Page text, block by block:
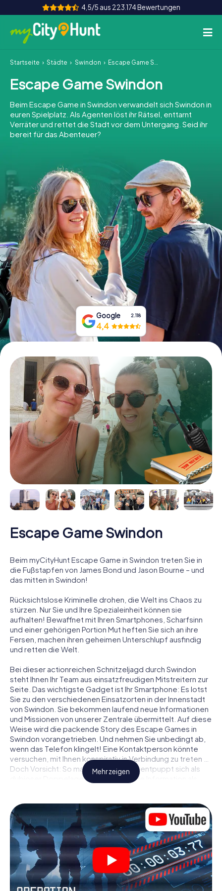
4,5/5 aus 223.174 Bewertungen
So funktioniert's
Städte
Touren
Teamevent
INT AT CH
DE
ES
FR UK
IE
IT
NL
Tickets buchen
Gutscheine bestellen
Startseite Städte Swindon Escape Game Swindon
Escape Game Swindon
Beim Escape Game in Swindon verwandelt sich Swindon in
euren Spielplatz. Als Agenten löst ihr Rätsel, enttarnt
Verräter und rettet die Stadt vor dem Untergang. Seid ihr
bereit für das Abenteuer?
Google 2.118
4,4
Escape Game Swindon
Beim myCityHunt Escape Game in Swindon treten Sie in
die Fußstapfen von James Bond und Jason Bourne – und
das mitten in Swindon!
Rücksichtslose Kriminelle drohen, die Welt ins Chaos zu
stürzen. Nur Sie und Ihre Spezialeinheit können sie
aufhalten! Bewaffnet mit Ihren Smartphones, Scharfsinn
und einer gehörigen Portion Mut heften Sie sich an ihre
Fersen, machen ihren geheimen Unterschlupf ausfindig
und retten die Welt.
Bei dieser actionreichen Schnitzeljagd durch Swindon
steht Ihnen Ihr Team aus einsatzfreudigen Mitstreitern zur
Seite. Das wichtigste Gadget ist Ihr Smartphone: Es lotst
Sie zu den verschiedenen Einsatzorten in der Innenstadt
von Swindon. Sie bekommen laufend neue Informationen
und Missionen von unserer Zentrale übermittelt. Auf diese
Weise wird die packende Story des Escape Games in
Swindon vorangetrieben. Und nehmen Sie unbedingt ab,
wenn das Telefon klingelt! Eine Kontaktperson könnte
versuchen, mit Ihnen konspirativ in Verbindung zu treten …
Doch Vorsicht: So mancher Informant entpuppt sich als
dubioser Doppelagent und so manche Information als
Sie niemandem!
Anders als in einem klassischen Escape Room in Swindon
sind Sie also nicht in ein Zimmer eingesperrt, aus dem Sie
sich in einem vorgegebenen Zeitfenster befreien
müssen. Diese Smartphone Schnitzeljagd erklärt ganz
Swindon zu Ihrem persönlichen Spielfeld! Die technische
Voraussetzung für Ihr Agentenabenteuer in Swindon: Ein
Smartphone mit Zugang ins mobile Internet. Per Klick
Mehr zeigen